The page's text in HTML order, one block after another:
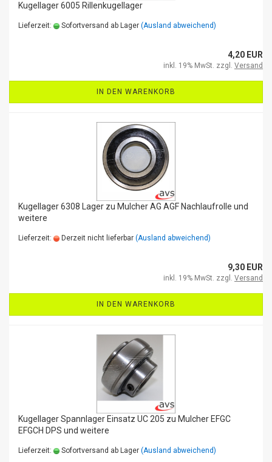
Kugellager 6005 Rillenkugellager
Lieferzeit: Sofortversand ab Lager (Ausland abweichend)
4,20 EUR
inkl. 19% MwSt. zzgl. Versand
IN DEN WARENKORB
Kugellager 6308 Lager zu Mulcher AG AGF Nachlaufrolle und
weitere
Lieferzeit: Derzeit nicht lieferbar (Ausland abweichend)
9,30 EUR
inkl. 19% MwSt. zzgl. Versand
IN DEN WARENKORB
Kugellager Spannlager Einsatz UC 205 zu Mulcher EFGC
EFGCH DPS und weitere
Lieferzeit: Sofortversand ab Lager (Ausland abweichend)